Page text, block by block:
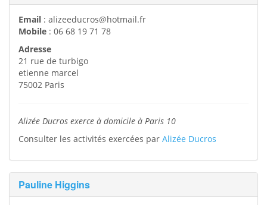
Email : alizeeducros@hotmail.fr
Mobile : 06 68 19 71 78
Adresse
21 rue de turbigo
etienne marcel
75002 Paris
Alizée Ducros exerce à domicile à Paris 10
Consulter les activités exercées par Alizée Ducros
Pauline Higgins